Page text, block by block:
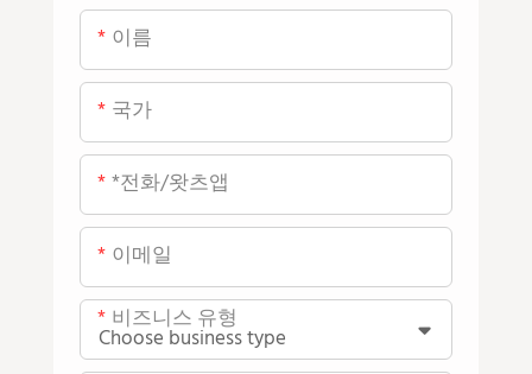
이름
국가
*전화/왓츠앱
이메일
비즈니스 유형